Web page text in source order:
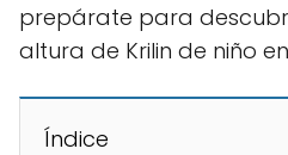
prepárate para
altura de Krilin de niño en
Índice